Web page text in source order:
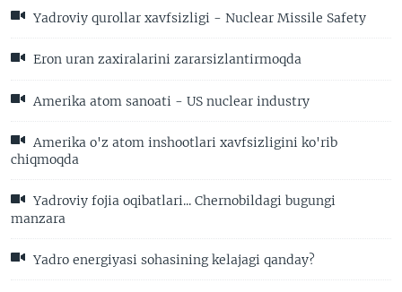
Yadroviy qurollar xavfsizligi - Nuclear Missile Safety
Eron uran zaxiralarini zararsizlantirmoqda
Amerika atom sanoati - US nuclear industry
Amerika o'z atom inshootlari xavfsizligini ko'rib
chiqmoqda
Yadroviy fojia oqibatlari... Chernobildagi bugungi
manzara
Yadro energiyasi sohasining kelajagi qanday?